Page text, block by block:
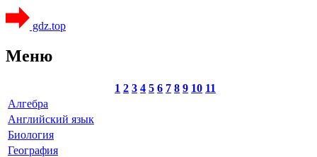
gdz.top
Меню
1 2 3 4 5 6 7 8 9 10 11
Алгебра
Английский язык
Биология
География